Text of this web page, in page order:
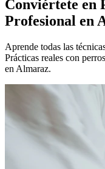
Conviértete en
Profesional en
Aprende todas las
Prácticas reales con
en Almaraz.